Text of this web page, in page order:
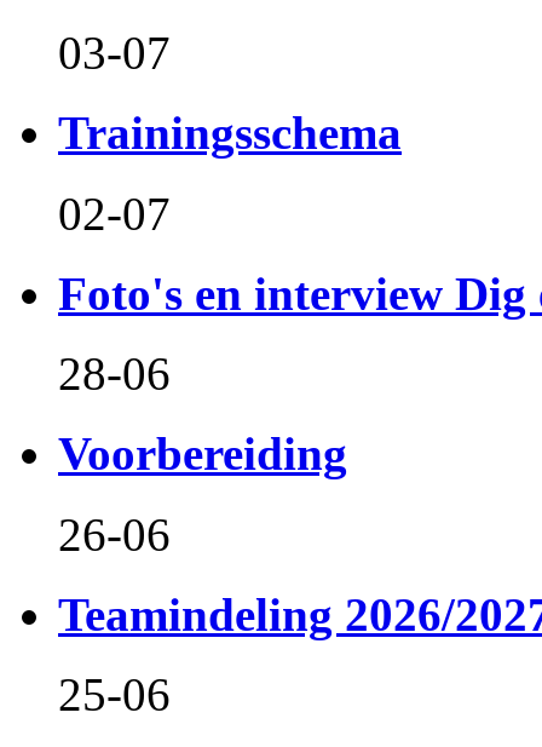
03-07
Trainingsschema
02-07
Foto's en interview Dig
28-06
Voorbereiding
26-06
Teamindeling 2026/
25-06